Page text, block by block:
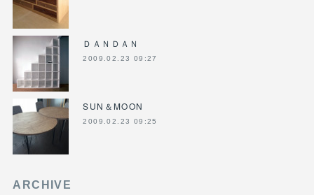
ＤＡＮＤＡＮ
2009.02.23 09:27
SUN＆MOON
2009.02.23 09:25
ARCHIVE